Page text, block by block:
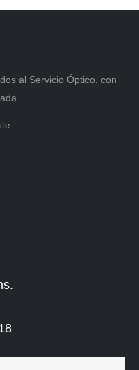
al Servicio Óptico, con